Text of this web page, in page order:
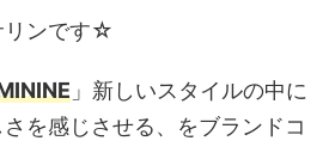
リンです☆
」新しいスタイルの中に
を感じさせる、をブランドコ